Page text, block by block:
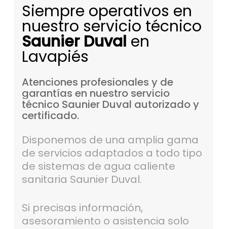
Siempre operativos en
nuestro servicio técnico
Saunier Duval en
Lavapiés
Atenciones profesionales y de
garantías en nuestro servicio
técnico Saunier Duval autorizadoy
certificado.
Disponemos de una amplia gama
de servicios adaptados a todo tipo
de sistemas de agua caliente
sanitaria Saunier Duval.
Si precisas información,
asesoramiento o asistencia solo